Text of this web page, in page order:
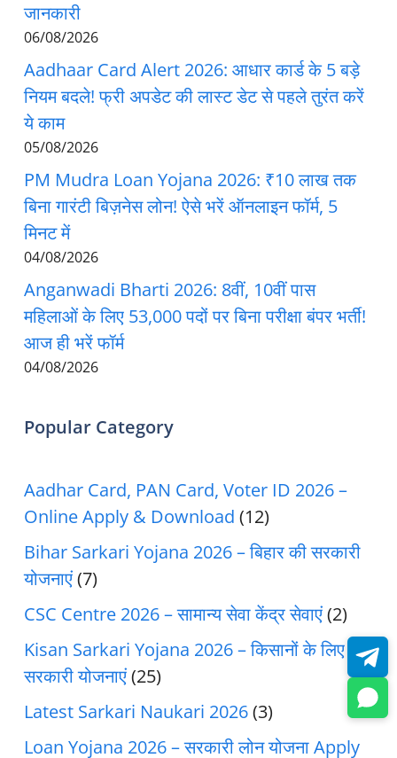
जानकारी
06/08/2026
Aadhaar Card Alert 2026: आधार कार्ड के 5 बड़े
नियम बदले! फ्री अपडेट की लास्ट डेट से पहले तुरंत करें
ये काम
05/08/2026
PM Mudra Loan Yojana 2026: ₹10 लाख तक
बिना गारंटी बिज़नेस लोन! ऐसे भरें ऑनलाइन फॉर्म, 5
मिनट में
04/08/2026
Anganwadi Bharti 2026: 8वीं, 10वीं पास
महिलाओं के लिए 53,000 पदों पर बिना परीक्षा बंपर भर्ती!
आज ही भरें फॉर्म
04/08/2026
Popular Category
Aadhar Card, PAN Card, Voter ID 2026 –
Online Apply & Download (12)
Bihar Sarkari Yojana 2026 – बिहार की सरकारी
योजनाएं(7)
CSC Centre 2026 – सामान्य सेवा केंद्र सेवाएं(2)
Kisan Sarkari Yojana 2026 – किसानों के लिए
सरकारी योजनाएं(25)
Latest Sarkari Naukari 2026(3)
Loan Yojana 2026 – सरकारी लोन योजना Apply